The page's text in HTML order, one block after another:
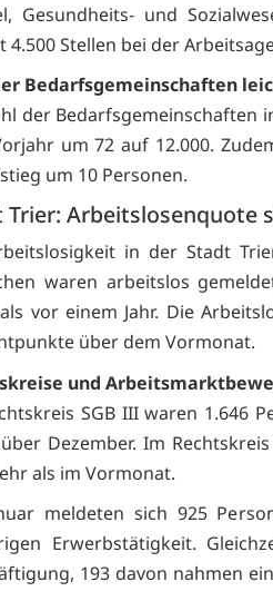
Gesundheits- und
4.500 Stellen bei der
Bedarfsgemeinschaften
der Bedarfsgemeinschaften
um 72 auf 12.000.
um 10 Personen.
Trier: Arbeitslosenquote
in der Stadt
waren arbeitslos
vor einem Jahr. Die
über dem Vormonat.
und
SGB III waren 1.646
Dezember. Im
als im Vormonat.
meldeten sich 925
Erwerbstätigkeit.
193 davon nahmen